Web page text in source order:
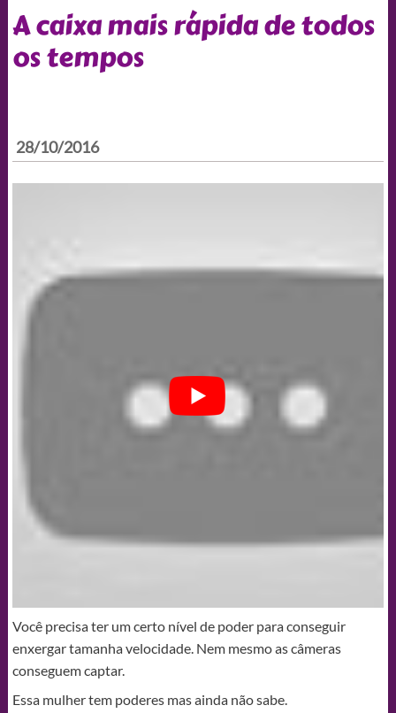
A caixa mais rápida de todos
os tempos
28/10/2016
Você precisa ter um certo nível de poder para conseguir
enxergar tamanha velocidade. Nem mesmo as câmeras
conseguem captar.
Essa mulher tem poderes mas ainda não sabe.